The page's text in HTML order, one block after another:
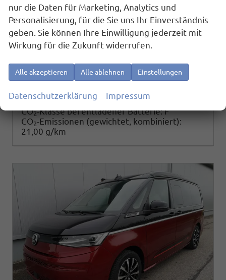
73.270,– €
incl. 19% MwSt.
Details
Energieverbrauch (gewichtet, kombiniert):
0,90 l/100km + 22,40 kWh/100km
Kraftstoffverbrauch bei entladener Batterie
Stromverbrauch bei rein elektrischem Betrieb
kombiniert: 24,20 kWh/100km
Elektrische Reichweite (EAER):
CO -Klasse (gewichtet, kombiniert):
CO2-Klasse bei entladener Batterie: F
CO2-Emissionen (gewichtet, kombiniert):
21,00 g/km
nur die Daten für Marketing, Analytics und
Personalisierung, für die Sie uns Ihr Einverständnis
geben. Sie können Ihre Einwilligung jederzeit mit
Wirkung für die Zukunft widerrufen.
Alle akzeptieren Alle ablehnen Einstellungen
Datenschutzerklärung Impressum